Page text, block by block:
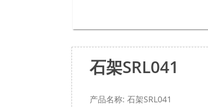
石架SRL041
产品名称: 石架SRL041